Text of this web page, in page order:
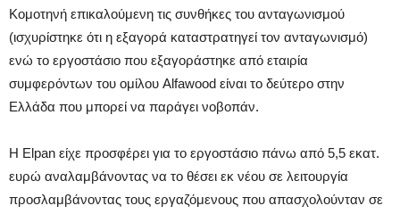
Κομοτηνή επικαλούμενη τις συνθήκες του ανταγωνισμού
(ισχυρίστηκε ότι η εξαγορά καταστρατηγεί τον ανταγωνισμό)
ενώ το εργοστάσιο που εξαγοράστηκε από εταιρία
συμφερόντων του ομίλου Alfawood είναι το δεύτερο στην
Ελλάδα που μπορεί να παράγει νοβοπάν.
Η Elpan είχε προσφέρει για το εργοστάσιο πάνω από 5,5 εκατ.
ευρώ αναλαμβάνοντας να το θέσει εκ νέου σε λειτουργία
προσλαμβάνοντας τους εργαζόμενους που απασχολούνταν σε